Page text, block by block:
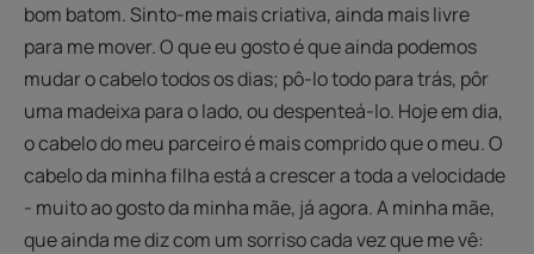
bom batom. Sinto-me mais criativa, ainda mais livre
para me mover. O que eu gosto é que ainda podemos
mudar o cabelo todos os dias; pô-lo todo para trás, pôr
uma madeixa para o lado, ou despenteá-lo. Hoje em dia,
o cabelo do meu parceiro é mais comprido que o meu. O
cabelo da minha filha está a crescer a toda a velocidade
- muito ao gosto da minha mãe, já agora. A minha mãe,
que ainda me diz com um sorriso cada vez que me vê: